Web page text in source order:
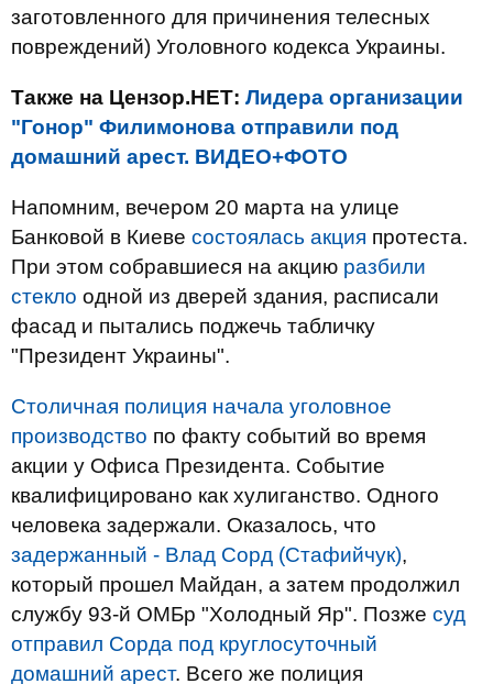
заготовленного для причинения телесных
повреждений) Уголовного кодекса Украины.
Также на Цензор.НЕТ: Лидера организации
"Гонор" Филимонова отправили под
домашний арест. ВИДЕО+ФОТО
Напомним, вечером 20 марта на улице
Банковой в Киеве состоялась акция протеста.
При этом собравшиеся на акцию разбили
стекло одной из дверей здания, расписали
фасад и пытались поджечь табличку
"Президент Украины".
Столичная полиция начала уголовное
производство по факту событий во время
акции у Офиса Президента. Событие
квалифицировано как хулиганство. Одного
человека задержали. Оказалось, что
задержанный - Влад Сорд (Стафийчук),
который прошел Майдан, а затем продолжил
службу 93-й ОМБр "Холодный Яр". Позже суд
отправил Сорда под круглосуточный
домашний арест. Всего же полиция